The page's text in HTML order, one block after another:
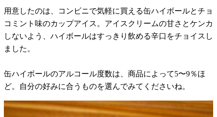
用意したのは、コンビニで気軽に買える缶ハイボールとチョ
コミント味のカップアイス。アイスクリームの甘さとケンカ
しないよう、ハイボールはすっきり飲める辛口をチョイスし
ました。
缶ハイボールのアルコール度数は、商品によって5〜9％ほ
ど。自分の好みに合うものを選んでみてくださいね。